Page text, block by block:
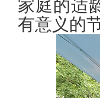
家庭的适
有意义的